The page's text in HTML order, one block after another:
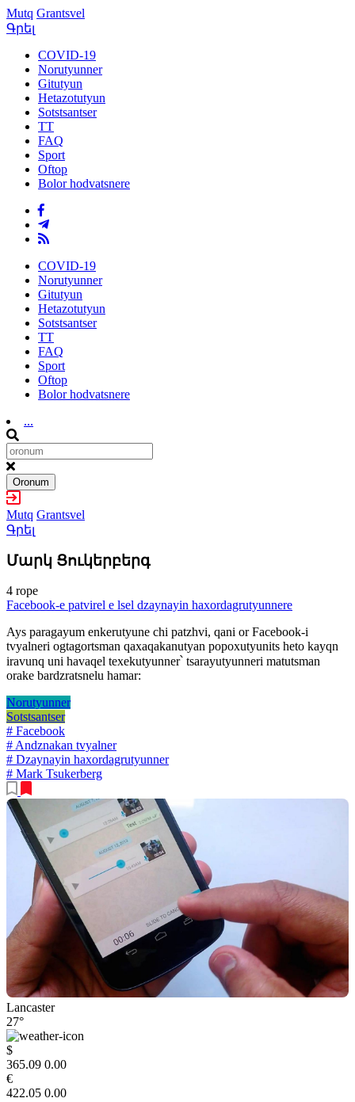
Mutq Grantsvel
Գրել
COVID-19
Norutyunner
Gitutyun
Hetazotutyun
Sotstsantser
TT
FAQ
Sport
Oftop
Bolor hodvatsnere
COVID-19
Norutyunner
Gitutyun
Hetazotutyun
Sotstsantser
TT
FAQ
Sport
Oftop
Bolor hodvatsnere
...
Oronum
Mutq Grantsvel
Գրել
Մարկ Ցուկերբերգ
4 rope
Facebook-e patvirel e lsel dzaynayin haxordagrutyunnere
Ays paragayum enkerutyune chi patzhvi, qani or Facebook-i
tvyalneri ogtagortsman qaxaqakanutyan popoxutyunits heto kayqn
iravunq uni havaqel texekutyunner՝ tsarayutyunneri matutsman
orake bardzratsnelu hamar:
Norutyunner
Sotstsantser
# Facebook
# Andznakan tvyalner
# Dzaynayin haxordagrutyunner
# Mark Tsukerberg
Lancaster
27°
$
365.09 0.00
€
422.05 0.00